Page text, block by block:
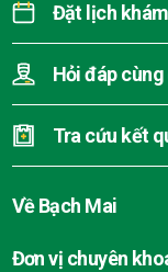
Đặt lịch khám
Hỏi đáp
Tra cứu kết
Về Bạch Mai
Đơn vị chuyên